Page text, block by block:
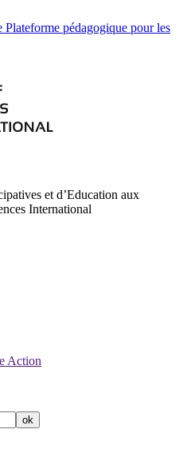
Plateforme pédagogique pour les
et d’Education aux
International
Action